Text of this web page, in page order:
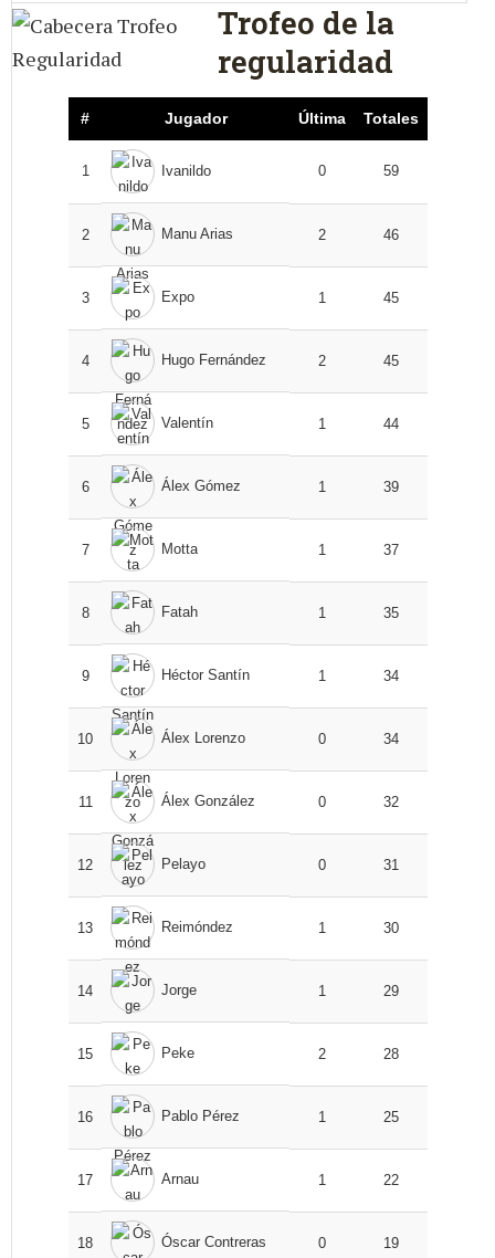
Trofeo de la
regularidad
# Jugador Última Totales
1 Ivanildo 0 59
2 Manu Arias 2 46
3 Expo 1 45
4 Hugo Fernández 2 45
5 Valentín 1 44
6 Álex Gómez 1 39
7 Motta 1 37
8 Fatah 1 35
9 Héctor Santín 1 34
10 Álex Lorenzo 0 34
11 Álex González 0 32
12 Pelayo 0 31
13 Reimóndez 1 30
14 Jorge 1 29
15 Peke 2 28
16 Pablo Pérez 1 25
17 Arnau 1 22
18 Óscar Contreras 0 19